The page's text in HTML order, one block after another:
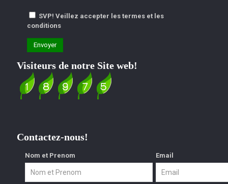
SVP! Veillez accepter les termes et les
conditions
Visiteurs de notre Site web!
Contactez-nous!
Nom et Prenom Email